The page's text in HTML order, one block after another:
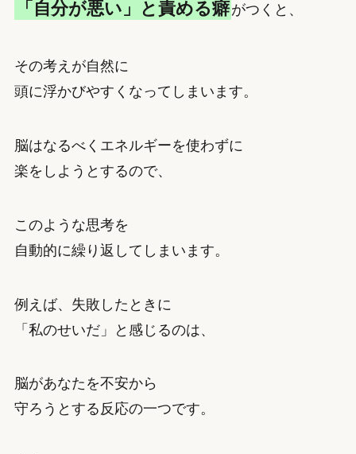
「自分が悪い」と責める癖がつくと、
その考えが自然に
頭に浮かびやすくなってしまいます。
脳はなるべくエネルギーを使わずに
楽をしようとするので、
このような思考を
自動的に繰り返してしまいます。
例えば、失敗したときに
「私のせいだ」と感じるのは、
脳があなたを不安から
守ろうとする反応の一つです。